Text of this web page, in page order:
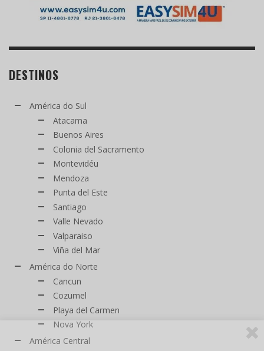
DESTINOS
América do Sul
Atacama
Buenos Aires
Colonia del Sacramento
Montevidéu
Mendoza
Punta del Este
Santiago
Valle Nevado
Valparaiso
Viña del Mar
América do Norte
Cancun
Cozumel
Playa del Carmen
Nova York
América Central